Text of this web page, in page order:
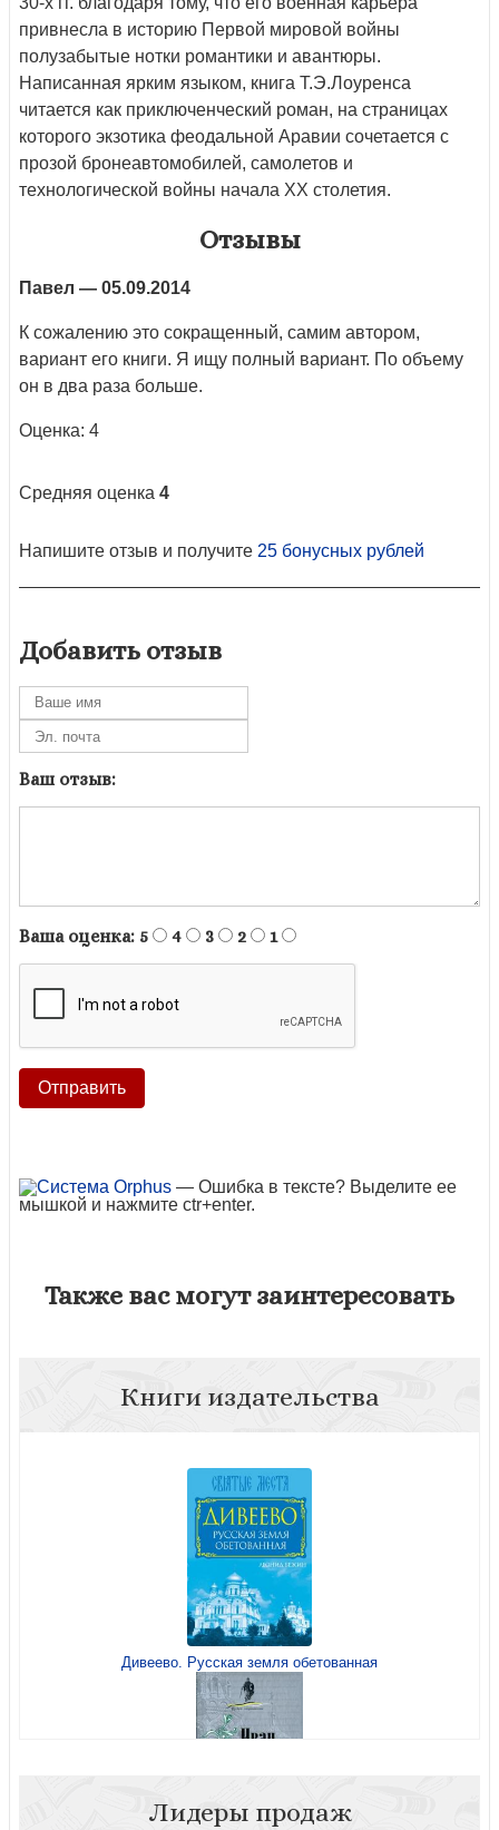
привнесла в историю Первой мировой войны
полузабытые нотки романтики и авантюры.
Написанная ярким языком, книга Т.Э.Лоуренса
читается как приключенческий роман, на страницах
которого экзотика феодальной Аравии сочетается с
прозой бронеавтомобилей, самолетов и
технологической войны начала XX столетия.
Отзывы
Павел — 05.09.2014
К сожалению это сокращенный, самим автором,
вариант его книги. Я ищу полный вариант. По объему
он в два раза больше.
Оценка: 4
Средняя оценка 4
Напишите отзыв и получите 25 бонусных рублей
Добавить отзыв
Ваш отзыв:
Ваша оценка: 5 4 3 2 1
— Ошибка в тексте? Выделите ее
мышкой и нажмите ctr+enter.
Также вас могут заинтересовать
Книги издательства
Дивеево. Русская земля обетованная
Лидеры продаж